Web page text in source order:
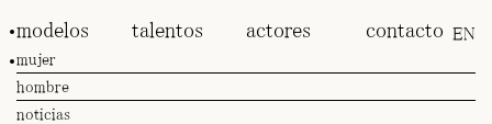
modelos talentos actores contacto EN
mujer
hombre
noticias